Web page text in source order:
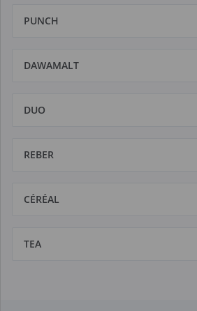
PUNCH
DAWAMALT
DUO
REBER
CÉRÉAL
TEA